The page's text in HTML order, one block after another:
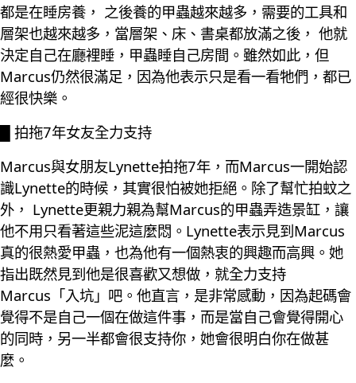
都是在睡房養， 之後養的甲蟲越來越多，需要的工具和
層架也越來越多，當層架、床、書桌都放滿之後， 他就
決定自己在廳裡睡，甲蟲睡自己房間。雖然如此，但
Marcus仍然很滿足，因為他表示只是看一看牠們，都已
經很快樂。
█ 拍拖7年女友全力支持
Marcus與女朋友Lynette拍拖7年，而Marcus一開始認
識Lynette的時候，其實很怕被她拒絕。除了幫忙拍蚊之
外， Lynette更親力親為幫Marcus的甲蟲弄造景缸，讓
他不用只看著這些泥這麼悶。Lynette表示見到Marcus
真的很熱愛甲蟲，也為他有一個熱衷的興趣而高興。她
指出既然見到他是很喜歡又想做，就全力支持
Marcus「入坑」吧。他直言，是非常感動，因為起碼會
覺得不是自己一個在做這件事，而是當自己會覺得開心
的同時，另一半都會很支持你，她會很明白你在做甚
麼。